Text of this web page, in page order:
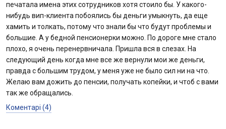
печатала имена этих сотрудников хотя стоило бы. У какого-
нибудь вип-клиента побоялись бы деньги умыкнуть, да еще
хамить и толкать, потому что знали бы что будут проблемы и
большие. А у бедной пенсионерки можно. По дороге мне стало
плохо, я очень перенервничала. Пришла вся в слезах. На
следующий день когда мне все же вернули мои же деньги,
правда с большим трудом, у меня уже не было сил ни на что.
Желаю вам дожить до пенсии, получать копейки, и чтоб с вами
так же обращались.
Коментарі (4)